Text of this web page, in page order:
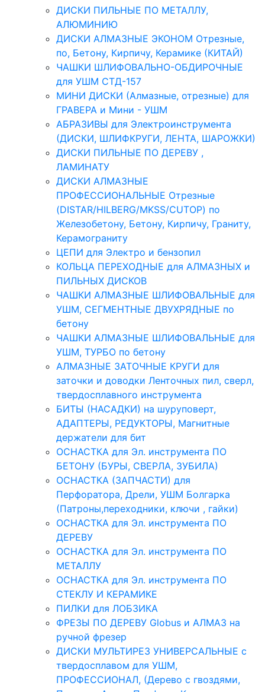
ДИСКИ ПИЛЬНЫЕ ПО МЕТАЛЛУ,
АЛЮМИНИЮ
ДИСКИ АЛМАЗНЫЕ ЭКОНОМ Отрезные,
по, Бетону, Кирпичу, Керамике (КИТАЙ)
ЧАШКИ ШЛИФОВАЛЬНО-ОБДИРОЧНЫЕ
для УШМ СТД-157
МИНИ ДИСКИ (Алмазные, отрезные) для
ГРАВЕРА и Мини - УШМ
АБРАЗИВЫ для Электроинструмента
(ДИСКИ, ШЛИФКРУГИ, ЛЕНТА, ШАРОЖКИ)
ДИСКИ ПИЛЬНЫЕ ПО ДЕРЕВУ ,
ЛАМИНАТУ
ДИСКИ АЛМАЗНЫЕ
ПРОФЕССИОНАЛЬНЫЕ Отрезные
(DISTAR/HILBERG/MKSS/CUTOP) по
Железобетону, Бетону, Кирпичу, Граниту,
Керамограниту
ЦЕПИ для Электро и бензопил
КОЛЬЦА ПЕРЕХОДНЫЕ для АЛМАЗНЫХ и
ПИЛЬНЫХ ДИСКОВ
ЧАШКИ АЛМАЗНЫЕ ШЛИФОВАЛЬНЫЕ для
УШМ, СЕГМЕНТНЫЕ ДВУХРЯДНЫЕ по
бетону
ЧАШКИ АЛМАЗНЫЕ ШЛИФОВАЛЬНЫЕ для
УШМ, ТУРБО по бетону
АЛМАЗНЫЕ ЗАТОЧНЫЕ КРУГИ для
заточки и доводки Ленточных пил, сверл,
твердосплавного инструмента
БИТЫ (НАСАДКИ) на шуруповерт,
АДАПТЕРЫ, РЕДУКТОРЫ, Магнитные
держатели для бит
ОСНАСТКА для Эл. инструмента ПО
БЕТОНУ (БУРЫ, СВЕРЛА, ЗУБИЛА)
ОСНАСТКА (ЗАПЧАСТИ) для
Перфоратора, Дрели, УШМ Болгарка
(Патроны,переходники, ключи , гайки)
ОСНАСТКА для Эл. инструмента ПО
ДЕРЕВУ
ОСНАСТКА для Эл. инструмента ПО
МЕТАЛЛУ
ОСНАСТКА для Эл. инструмента ПО
СТЕКЛУ И КЕРАМИКЕ
ПИЛКИ для ЛОБЗИКА
ФРЕЗЫ ПО ДЕРЕВУ Globus и АЛМАЗ на
ручной фрезер
ДИСКИ МУЛЬТИРЕЗ УНИВЕРСАЛЬНЫЕ с
твердосплавом для УШМ,
ПРОФЕССИОНАЛ, (Дерево с гвоздями,